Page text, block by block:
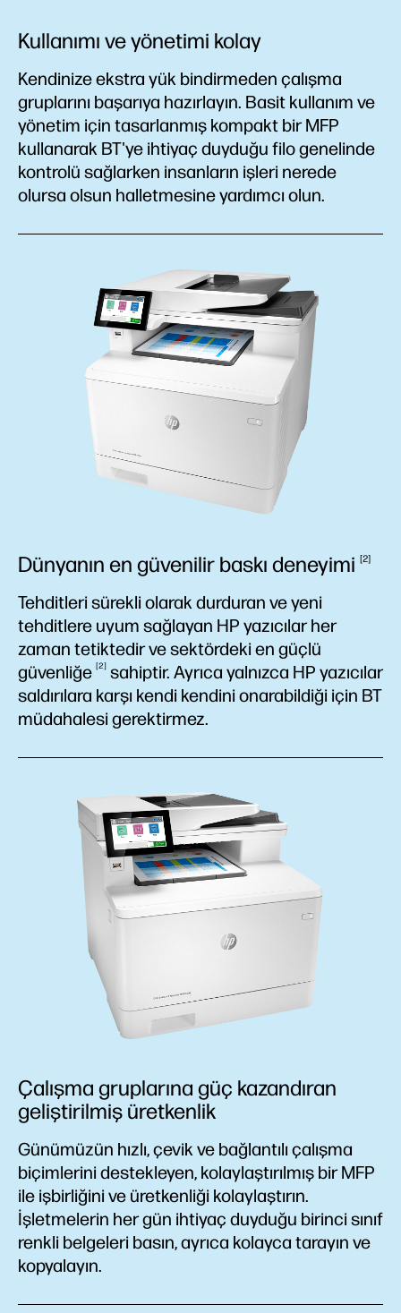
Kullanımı ve yönetimi kolay
Kendinize ekstra yük bindirmeden çalışma
gruplarını başarıya hazırlayın. Basit kullanım ve
yönetim için tasarlanmış kompakt bir MFP
kullanarak BT'ye ihtiyaç duyduğu filo genelinde
kontrolü sağlarken insanların işleri nerede
olursa olsun halletmesine yardımcı olun.
Dünyanın en güvenilir baskı deneyimi 2
Tehditleri sürekli olarak durduran ve yeni
tehditlere uyum sağlayan HP yazıcılar her
zaman tetiktedir ve sektördeki en güçlü
güvenliğe
2
sahiptir. Ayrıca yalnızca HP yazıcılar
saldırılara karşı kendi kendini onarabildiği için BT
müdahalesi gerektirmez.
Çalışma gruplarına güç kazandıran
geliştirilmiş üretkenlik
Günümüzün hızlı, çevik ve bağlantılı çalışma
biçimlerini destekleyen, kolaylaştırılmış bir MFP
ile işbirliğini ve üretkenliği kolaylaştırın.
İşletmelerin her gün ihtiyaç duyduğu birinci sınıf
renkli belgeleri basın, ayrıca kolayca tarayın ve
kopyalayın.